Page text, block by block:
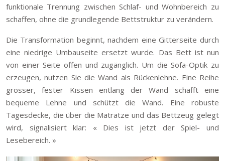
funktionale Trennung zwischen Schlaf- und Wohnbereich zu
schaffen, ohne die grundlegende Bettstruktur zu verändern.
Die Transformation beginnt, nachdem eine Gitterseite durch
eine niedrige Umbauseite ersetzt wurde. Das Bett ist nun
von einer Seite offen und zugänglich. Um die Sofa-Optik zu
erzeugen, nutzen Sie die Wand als Rückenlehne. Eine Reihe
grosser, fester Kissen entlang der Wand schafft eine
bequeme Lehne und schützt die Wand. Eine robuste
Tagesdecke, die über die Matratze und das Bettzeug gelegt
wird, signalisiert klar: « Dies ist jetzt der Spiel- und
Lesebereich. »